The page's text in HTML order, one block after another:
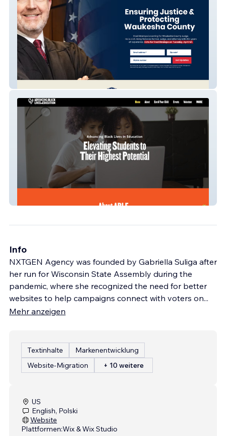
Fred Strampe for Judge
Info
NXTGEN Agency was founded by Gabriella Suliga after
her run for Wisconsin State Assembly during the
pandemic, where she recognized the need for better
websites to help campaigns connect with voters on...
Mehr anzeigen
Textinhalte
Markenentwicklung
Website-Migration
+ 10 weitere
US
English, Polski
Website
Plattformen:Wix & Wix Studio